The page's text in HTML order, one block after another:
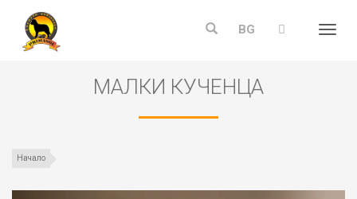
Menu
BG
МАЛКИ КУЧЕНЦА
Начало